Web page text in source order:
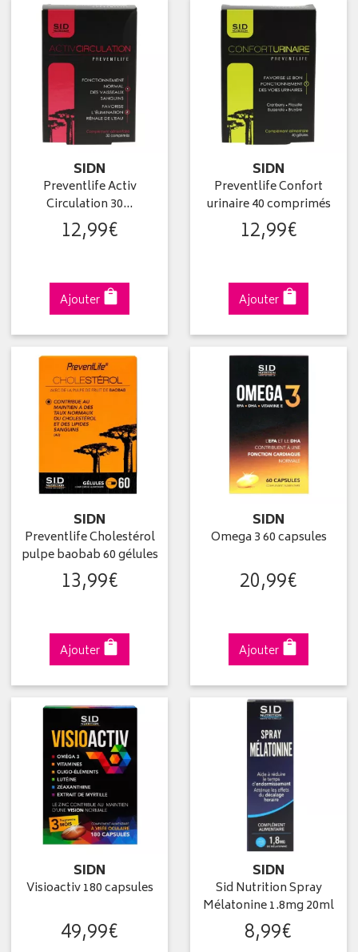
SIDN
Preventlife Activ
Circulation 30…
12,99€
Ajouter
SIDN
Preventlife Confort
urinaire 40 comprimés
12,99€
Ajouter
SIDN
Preventlife Cholestérol
pulpe baobab 60 gélules
13,99€
Ajouter
SIDN
Omega 3 60 capsules
20,99€
Ajouter
SIDN
Visioactiv 180 capsules
49,99€
SIDN
Sid Nutrition Spray
Mélatonine 1.8mg 20ml
8,99€